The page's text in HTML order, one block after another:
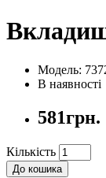
Модель:
В наявності
581грн.
Кількість
До кошика